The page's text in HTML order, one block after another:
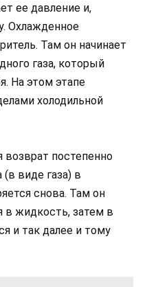
ее давление и,
Охлажденное
Там он начинает
газа, который
На этом этапе
холодильной
возврат постепенно
(в виде газа) в
снова. Там он
в жидкость, затем в
и так далее и тому